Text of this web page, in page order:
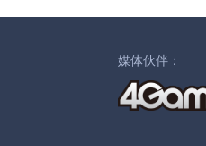
媒体伙伴：